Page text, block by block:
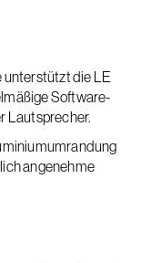
die LE
Software-
Lautsprecher.
angenehme